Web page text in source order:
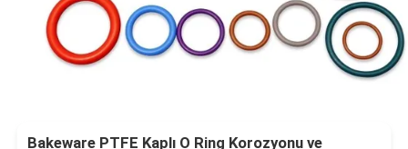
Bakeware PTFE Kaplı O Ring Korozyonu ve